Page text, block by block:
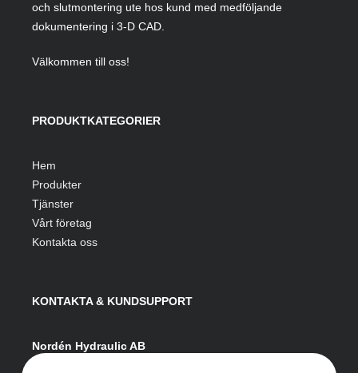
och slutmontering ute hos kund med medföljande
dokumentering i 3-D CAD.
Välkommen till oss!
PRODUKTKATEGORIER
Hem
Produkter
Tjänster
Vårt företag
Kontakta oss
KONTAKTA & KUNDSUPPORT
Nordén Hydraulic AB